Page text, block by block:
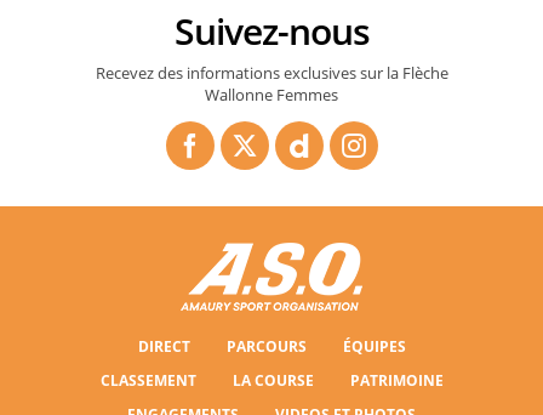
Suivez-nous
Recevez des informations exclusives sur la Flèche
Wallonne Femmes
DIRECT PARCOURS
ÉQUIPES
CLASSEMENT
LA COURSE
PATRIMOINE